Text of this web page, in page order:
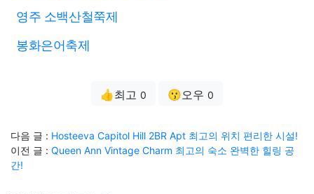
영주 소백산철쭉제
봉화은어축제
👍최고 0 😗오우 0
다음 글 : Hosteeva Capitol Hill 2BR Apt 최고의 위치 편리한 시설!
이전 글 : Queen Ann Vintage Charm 최고의 숙소 완벽한 힐링 공
간!